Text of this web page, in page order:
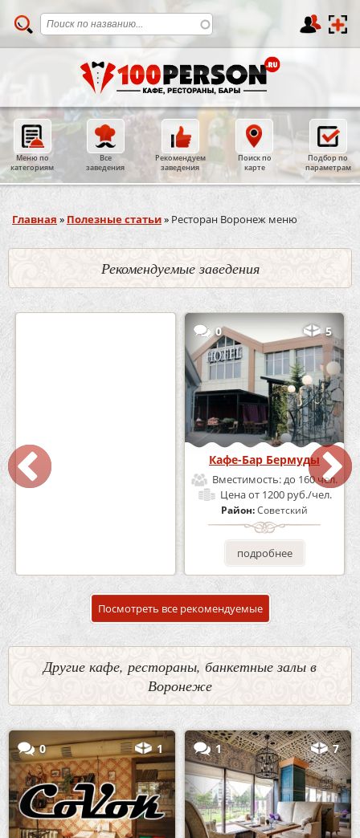
Меню по
категориям
Все
заведения
Рекомендуем
заведения
Поиск по
карте
Подбор по
параметрам
Вы здесь
Главная » Полезные статьи» Ресторан Воронеж меню
Рекомендуемые заведения
Кафе «Шишка»
Вместимость:
0 5
Кафе-Бар Бермуды
Вместимость:до 160 чел.
Ценаот 1200 руб./чел.
Район:Советский
подробнее
Посмотреть все рекомендуемые
Другие кафе, рестораны, банкетные залы в
Воронеже
0 1 1 7